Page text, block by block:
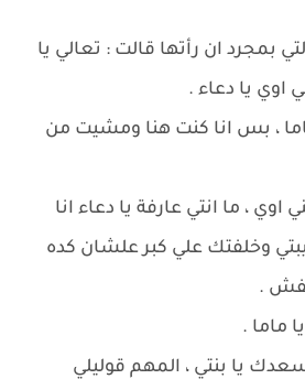
بمجرد ان رأتها قالت : تعالي يا
اوي يا دعاء .
، بس انا كنت هنا ومشيت من
اوي ، ما انتي عارفة يا دعاء انا
وخلفتك علي كبر علشان كده
.
ماما .
يا بنتي ، المهم قوليلي